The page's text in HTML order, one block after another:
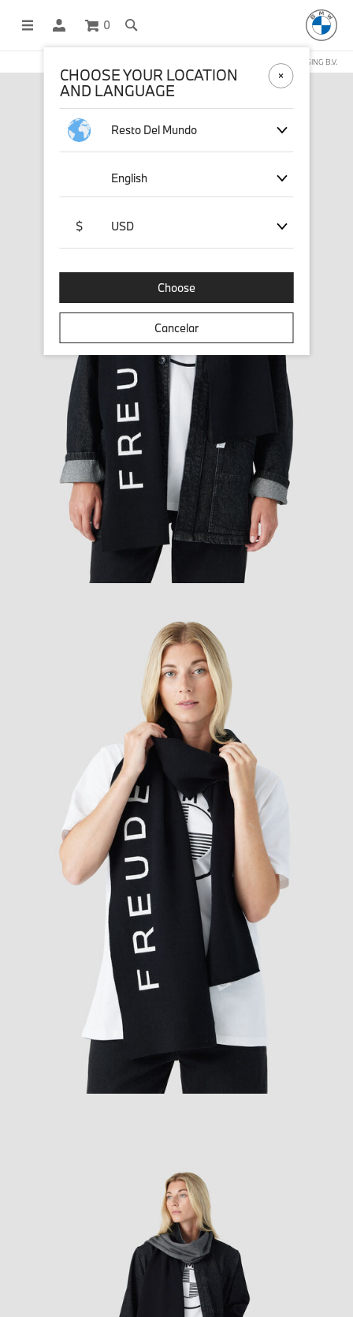
0
COMPRAS EN LÍNEA OPERADAS POR STICHD SPORTSMERCHANDISING B.V.
CHOOSE YOUR LOCATION
AND LANGUAGE
Resto Del Mundo
English
$ USD
Choose
Cancelar